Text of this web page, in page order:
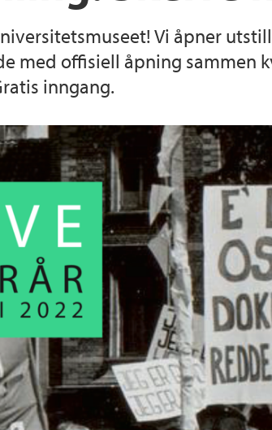
Vi åpner
med offisiell åpning sammen
inngang.